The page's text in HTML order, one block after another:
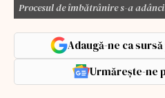
Procesul de îmbătrânire s-a
Adaugă-ne ca
Urmărește-ne